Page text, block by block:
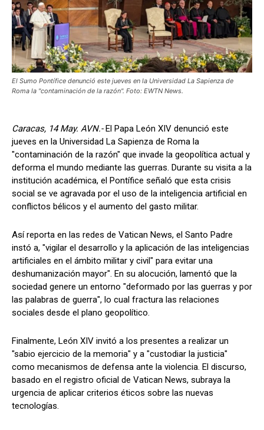
El Sumo Pontífice denunció este jueves en la Universidad La Sapienza de
Roma la "contaminación de la razón". Foto: EWTN News.
Caracas, 14 May. AVN.-El Papa León XIV denunció este
jueves en la Universidad La Sapienza de Roma la
"contaminación de la razón" que invade la geopolítica actual y
deforma el mundo mediante las guerras. Durante su visita a la
institución académica, el Pontífice señaló que esta crisis
social se ve agravada por el uso de la inteligencia artificial en
conflictos bélicos y el aumento del gasto militar.
Así reporta en las redes de Vatican News, el Santo Padre
instó a, "vigilar el desarrollo y la aplicación de las inteligencias
artificiales en el ámbito militar y civil" para evitar una
deshumanización mayor". En su alocución, lamentó que la
sociedad genere un entorno "deformado por las guerras y por
las palabras de guerra", lo cual fractura las relaciones
sociales desde el plano geopolítico.
Finalmente, León XIV invitó a los presentes a realizar un
"sabio ejercicio de la memoria" y a "custodiar la justicia"
como mecanismos de defensa ante la violencia. El discurso,
basado en el registro oficial de Vatican News, subraya la
urgencia de aplicar criterios éticos sobre las nuevas
tecnologías.